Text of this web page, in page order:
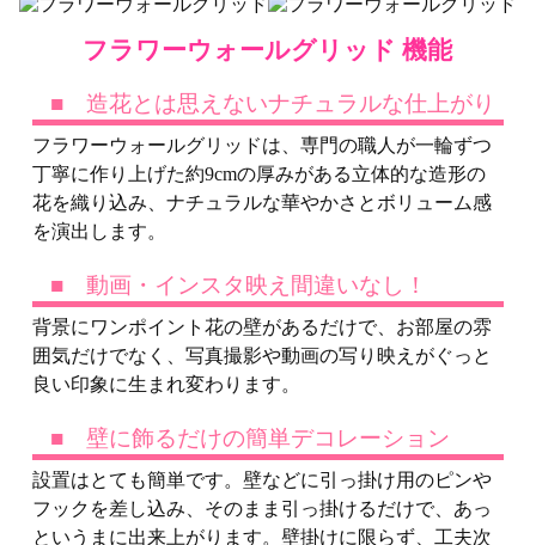
フラワーウォールグリッド 機能
■ 造花とは思えないナチュラルな仕上がり
フラワーウォールグリッドは、専門の職人が一輪ずつ
丁寧に作り上げた約9cmの厚みがある立体的な造形の
花を織り込み、ナチュラルな華やかさとボリューム感
を演出します。
■ 動画・インスタ映え間違いなし！
背景にワンポイント花の壁があるだけで、お部屋の雰
囲気だけでなく、写真撮影や動画の写り映えがぐっと
良い印象に生まれ変わります。
■ 壁に飾るだけの簡単デコレーション
設置はとても簡単です。壁などに引っ掛け用のピンや
フックを差し込み、そのまま引っ掛けるだけで、あっ
というまに出来上がります。壁掛けに限らず、工夫次